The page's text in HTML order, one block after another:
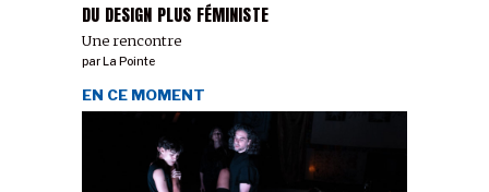
DU DESIGN PLUS FÉMINISTE
Une rencontre
parLa Pointe
EN CE MOMENT